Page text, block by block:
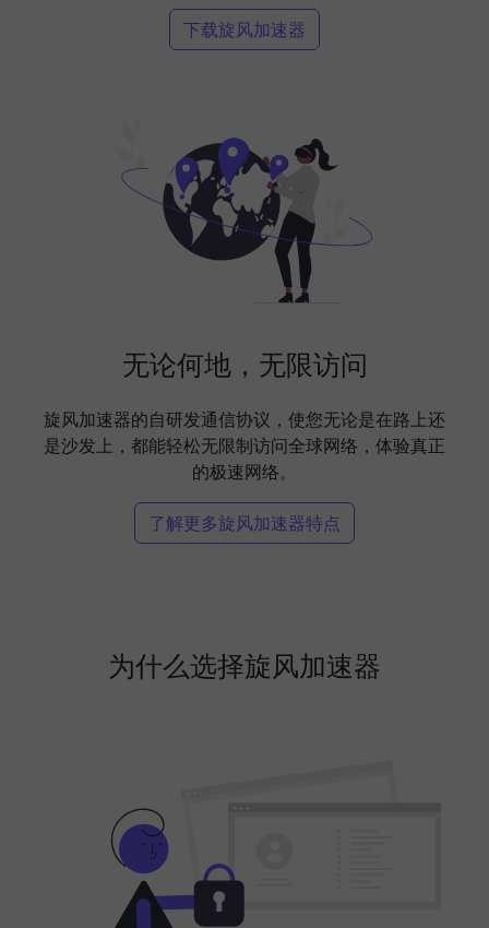
下载旋风加速器
无论何地，无限访问
旋风加速器的自研发通信协议，使您无论是在路上还
是沙发上，都能轻松无限制访问全球网络，体验真正
的极速网络。
了解更多旋风加速器特点
为什么选择旋风加速器